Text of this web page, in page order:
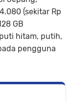
(sekitar Rp
GB
hitam, putih,
pengguna